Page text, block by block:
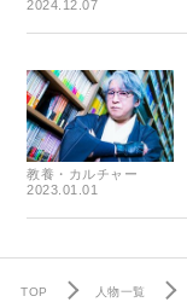
2024.12.07
教養・カルチャー
2023.01.01
TOP 人物一覧